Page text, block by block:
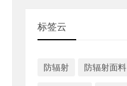
标签云
防辐射 防辐射面料